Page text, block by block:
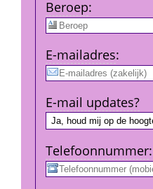
Beroep:
E-mail­adres:
E-mail updates?
Telefoon­nummer: